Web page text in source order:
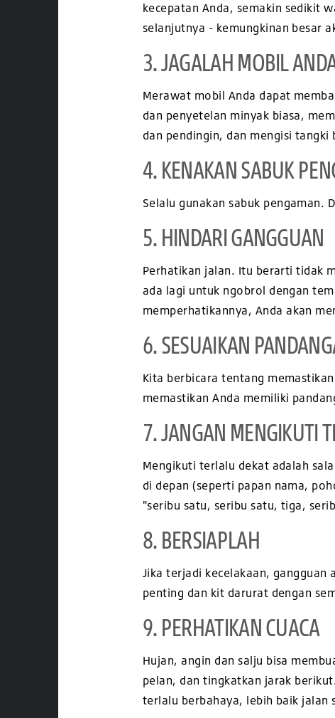
kecepatan Anda, semakin sedikit
selanjutnya - kemungkinan besar
3. JAGALAH MOBIL
Merawat mobil Anda dapat
dan penyetelan minyak biasa,
dan pendingin, dan mengisi
4. KENAKAN SABUK
Selalu gunakan sabuk pengaman.
5. HINDARI GANGGUAN
Perhatikan jalan. Itu berarti tidak
ada lagi untuk ngobrol dengan
memperhatikannya, Anda akan
6. SESUAIKAN
Kita berbicara tentang
memastikan Anda memiliki
7. JANGAN MENGIKUTI
Mengikuti terlalu dekat adalah
di depan (seperti papan nama,
"seribu satu, seribu satu, tiga,
8. BERSIAPLAH
Jika terjadi kecelakaan, gangguan
penting dan kit darurat dengan
9. PERHATIKAN CUACA
Hujan, angin dan salju bisa
pelan, dan tingkatkan jarak
terlalu berbahaya, lebih baik jalan